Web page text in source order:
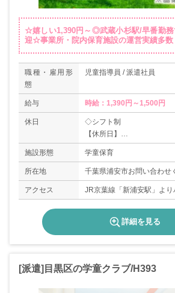
☆嬉しい1,390円～◎武蔵小杉駅/早番勤務
迎☆事業所・院内保育施設の運営実績多数
職種・雇用形
態
児童指導員 / 派遣社員
給与 時給：1,390円～1,500円
休日
◇シフト制
【休所日】
日曜・祝日・年末年始
施設形態 学童保育
所在地 千葉県浦安市お問い合わせ
アクセス JR京葉線「新浦安駅」より
詳細を見る
[派遣]目黒区の学童クラブ/H393